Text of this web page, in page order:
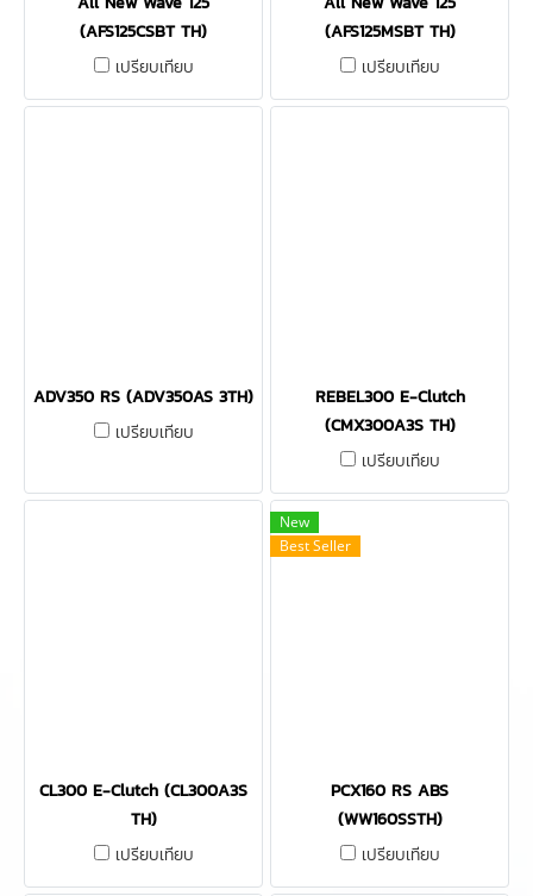
(AFS125CSBT TH)
เปรียบเทียบ
(AFS125MSBT TH)
เปรียบเทียบ
ADV350 RS (ADV350AS 3TH)
เปรียบเทียบ
REBEL300 E-Clutch
(CMX300A3S TH)
เปรียบเทียบ
CL300 E-Clutch (CL300A3S
TH)
เปรียบเทียบ
New
Best Seller
PCX160 RS ABS
(WW160SSTH)
เปรียบเทียบ